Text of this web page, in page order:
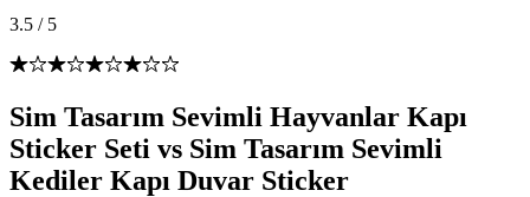
3.5 / 5
Sim Tasarım Sevimli Hayvanlar Kapı
Sticker Seti vs Sim Tasarım Sevimli
Kediler Kapı Duvar Sticker